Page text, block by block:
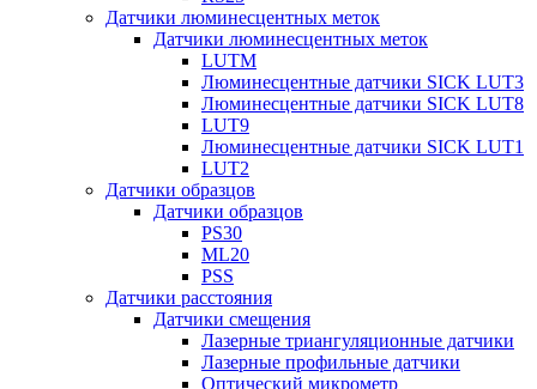
Датчики люминесцентных меток
Датчики люминесцентных меток
LUTM
Люминесцентные датчики SICK LUT3
Люминесцентные датчики SICK LUT8
LUT9
Люминесцентные датчики SICK LUT1
LUT2
Датчики образцов
Датчики образцов
PS30
ML20
PSS
Датчики расстояния
Датчики смещения
Лазерные триангуляционные датчики
Лазерные профильные датчики
Оптический микрометр